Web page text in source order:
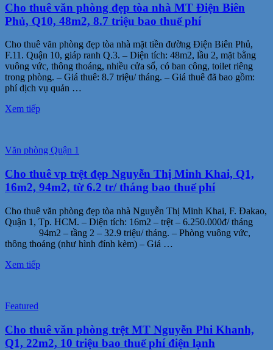
Cho thuê văn phòng đẹp tòa nhà MT Điện Biên
Phủ, Q10, 48m2, 8.7 triệu bao thuế phí
Cho thuê văn phòng đẹp tòa nhà mặt tiền đường Điện Biên Phủ,
F.11. Quận 10, giáp ranh Q.3. – Diện tích: 48m2, lầu 2, mặt bằng
vuông vức, thông thoáng, nhiều cửa sổ, có ban công, toilet riêng
trong phòng. – Giá thuê: 8.7 triệu/ tháng. – Giá thuê đã bao gồm:
phí dịch vụ quản …
Xem tiếp
Văn phòng Quận 1
Cho thuê vp trệt đẹp Nguyễn Thị Minh Khai, Q1,
16m2, 94m2, từ 6.2 tr/ tháng bao thuế phí
Cho thuê văn phòng đẹp tòa nhà Nguyễn Thị Minh Khai, F. Đakao,
Quận 1, Tp. HCM. – Diện tích: 16m2 – trệt – 6.250.000đ/ tháng
94m2 – tầng 2 – 32.9 triệu/ tháng. – Phòng vuông vức,
thông thoáng (như hình đính kèm) – Giá …
Xem tiếp
Featured
Cho thuê văn phòng trệt MT Nguyễn Phi Khanh,
Q1, 22m2, 10 triệu bao thuế phí điện lạnh